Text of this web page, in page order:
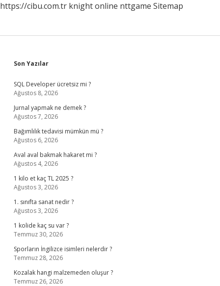
https://cibu.com.tr knight online nttgame Sitemap
Sidebar
Son Yazılar
SQL Developer ücretsiz mi ?
Ağustos 8, 2026
Jurnal yapmak ne demek ?
Ağustos 7, 2026
Bağımlılık tedavisi mümkün mü ?
Ağustos 6, 2026
Aval aval bakmak hakaret mi ?
Ağustos 4, 2026
1 kilo et kaç TL 2025 ?
Ağustos 3, 2026
1. sınıfta sanat nedir ?
Ağustos 3, 2026
1 kolide kaç su var ?
Temmuz 30, 2026
Sporların İngilizce isimleri nelerdir ?
Temmuz 28, 2026
Kozalak hangi malzemeden oluşur ?
Temmuz 26, 2026